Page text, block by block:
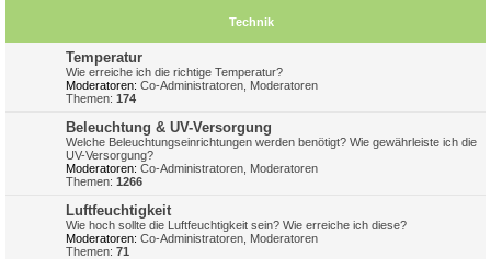
Technik
Temperatur
Wie erreiche ich die richtige Temperatur?
Moderatoren: Co-Administratoren Moderatoren
Themen: 174
Beleuchtung & UV-Versorgung
Welche Beleuchtungseinrichtungen werden benötigt? Wie gewährleiste ich die
UV-Versorgung?
Moderatoren: Co-Administratoren Moderatoren
Themen: 1266
Luftfeuchtigkeit
Wie hoch sollte die Luftfeuchtigkeit sein? Wie erreiche ich diese?
Moderatoren: Co-Administratoren Moderatoren
Themen: 71